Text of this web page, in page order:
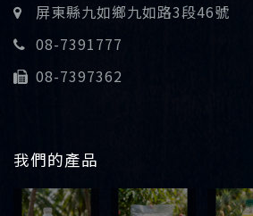
屏東縣九如鄉九如路3段46號
08-7391777
08-7397362
我們的產品